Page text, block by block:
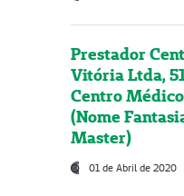
Prestador
Vitória Ltda,
Centro
(Nome
Master)
01 de Abril de 2020